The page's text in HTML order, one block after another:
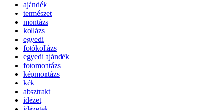
ajándék
természet
montázs
kollázs
egyedi
fotókollázs
egyedi ajándék
fotomontázs
képmontázs
kék
absztrakt
idézet